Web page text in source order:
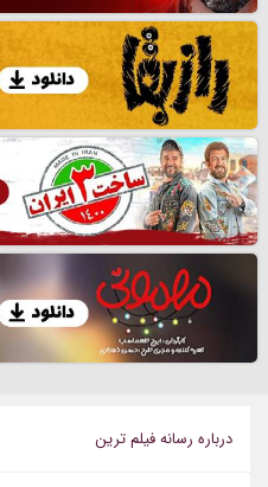
درباره رسانه فيلم ترين